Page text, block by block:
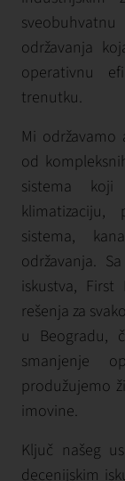
održavanja
operativnu
trenutku.
Mi
od
sistema
sistema,
održavanja.
iskustva,
rešenja za
u Beogradu,
smanjenje
produžujemo
imovine.
Ključ našeg
decenijskim